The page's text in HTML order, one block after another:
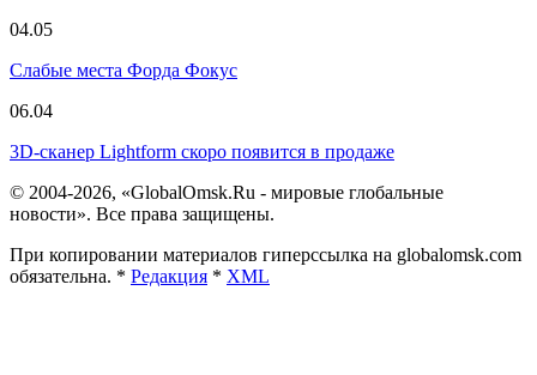
04.05
Слабые места Форда Фокус
06.04
3D-сканер Lightform скоро появится в продаже
© 2004-2026, «GlobalOmsk.Ru - мировые глобальные
новости». Все права защищены.
При копировании материалов гиперссылка на globalomsk.com
обязательна. * Редакция * XML